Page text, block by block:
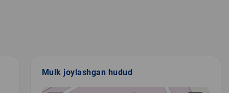
Mulk joylashgan hudud